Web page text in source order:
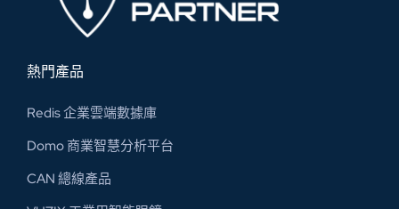
熱門產品
Redis 企業雲端數據庫
Domo 商業智慧分析平台
CAN 總線​產品